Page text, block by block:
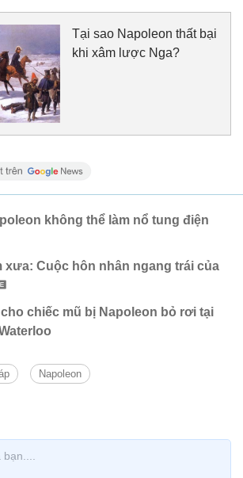
Tại sao Napoleon thất bại
khi xâm lược Nga?
không thể làm nổ tung điện
xưa: Cuộc hôn nhân ngang trái của
chiếc mũ bị Napoleon bỏ rơi tại
Napoleon